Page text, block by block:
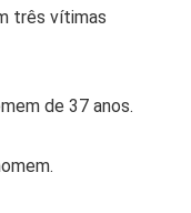
três vítimas
de 37 anos.